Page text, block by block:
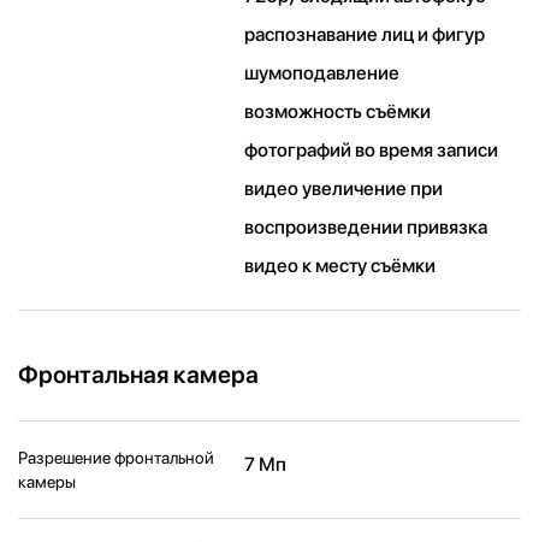
распознавание лиц и фигур
шумоподавление
возможность съёмки
фотографий во время записи
видео увеличение при
воспроизведении привязка
видео к месту съёмки
Фронтальная камера
Разрешение фронтальной
камеры
7 Мп